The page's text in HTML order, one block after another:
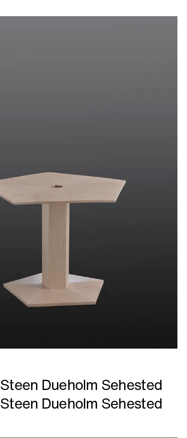
Steen Dueholm Sehested
Steen Dueholm Sehested